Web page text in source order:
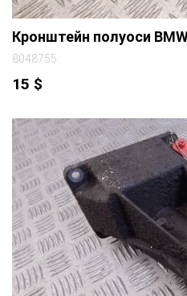
Кронштейн полуоси
8048755
15 $